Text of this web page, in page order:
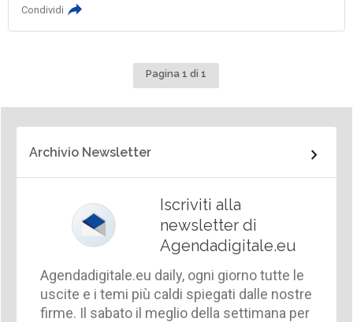
Condividi
Pagina 1 di 1
Archivio Newsletter
Iscriviti alla
newsletter di
Agendadigitale.eu
Agendadigitale.eu daily, ogni giorno tutte le
uscite e i temi più caldi spiegati dalle nostre
firme. Il sabato il meglio della settimana per